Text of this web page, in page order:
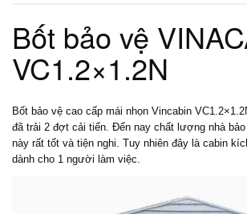
Bốt bảo vệ
VC1.2×1.2N
Bốt bảo vệ cao cấp mái nhọn Vincabin
đã trải 2 đợt cải tiến. Đến nay chất lượng nhà
này rất tốt và tiện nghi. Tuy nhiên đây là cabin
dành cho 1 người làm việc.